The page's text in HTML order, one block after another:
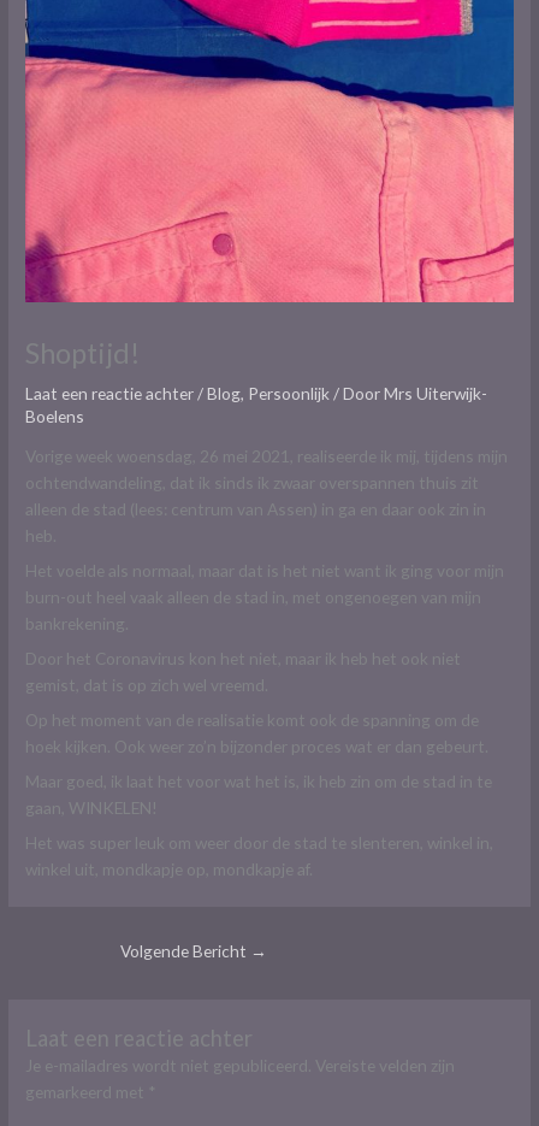
Shoptijd!
Laat een reactie achter/Blog, Persoonlijk / DoorMrs Uiterwijk-
Boelens
Vorige week woensdag, 26 mei 2021, realiseerde ik mij, tijdens mijn
ochtendwandeling, dat ik sinds ik zwaar overspannen thuis zit
alleen de stad (lees: centrum van Assen) in ga en daar ook zin in
heb.
Het voelde als normaal, maar dat is het niet want ik ging voor mijn
burn-out heel vaak alleen de stad in, met ongenoegen van mijn
bankrekening.
Door het Coronavirus kon het niet, maar ik heb het ook niet
gemist, dat is op zich wel vreemd.
Op het moment van de realisatie komt ook de spanning om de
hoek kijken. Ook weer zo’n bijzonder proces wat er dan gebeurt.
Maar goed, ik laat het voor wat het is, ik heb zin om de stad in te
gaan, WINKELEN!
Het was super leuk om weer door de stad te slenteren, winkel in,
winkel uit, mondkapje op, mondkapje af.
Volgende Bericht →
Laat een reactie achter
Je e-mailadres wordt niet gepubliceerd. Vereiste velden zijn
gemarkeerd met *